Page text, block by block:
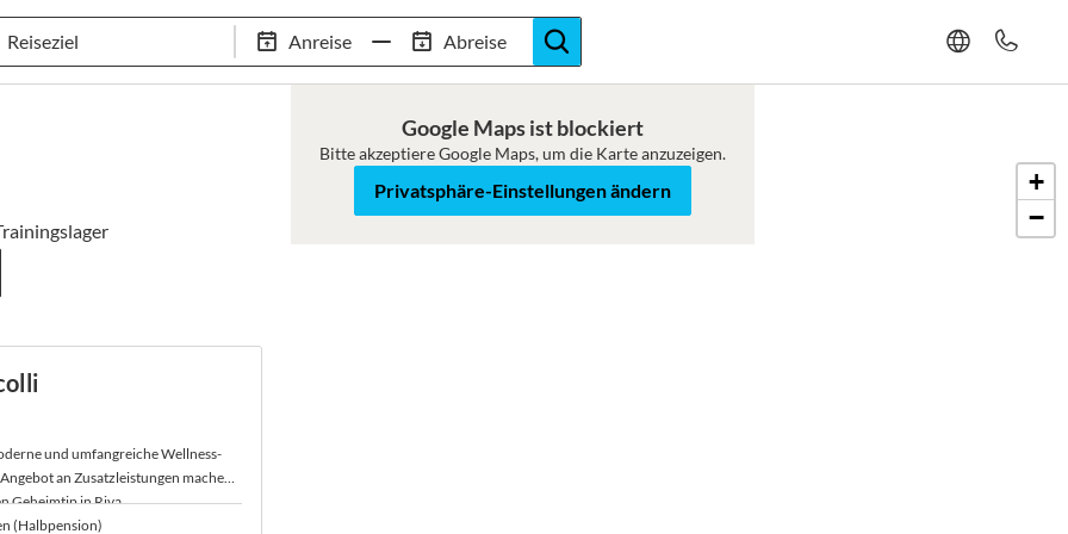
Anreise Abreise
97,8% Weiterempfehlungsrate 20+ Jahre Trainingslager-Expertise
und umfangreiche Wellness-
an Zusatzleistungen machen
Geheimtip in Riva.
(Halbpension)
Karte Satellit
+
−
Google Maps ist blockiert
Bitte akzeptiere Google Maps, um die Karte anzuzeigen.
Privatsphäre-Einstellungen ändern